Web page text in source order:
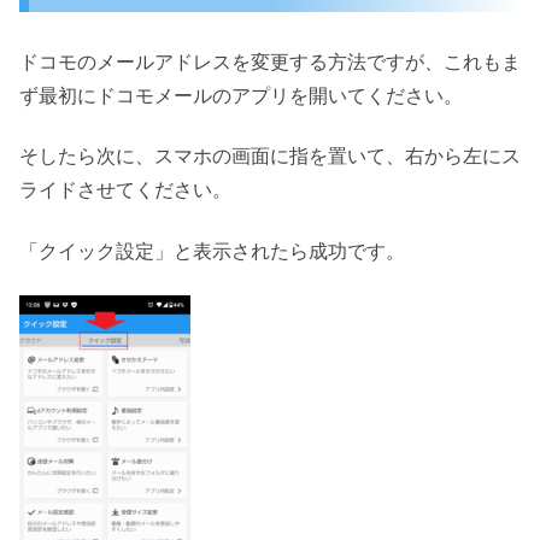
ドコモのメールアドレスを変更する方法ですが、これもま
ず最初にドコモメールのアプリを開いてください。
そしたら次に、スマホの画面に指を置いて、右から左にス
ライドさせてください。
「クイック設定」と表示されたら成功です。